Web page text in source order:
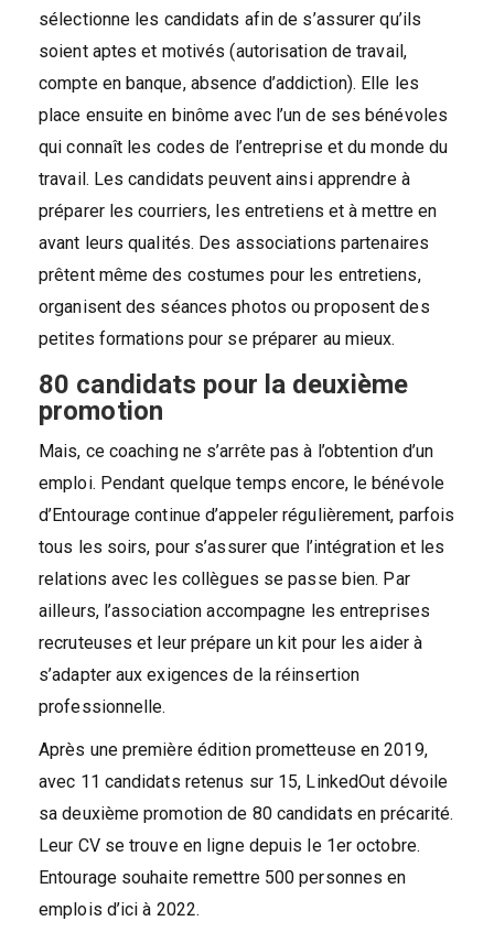
sélectionne les candidats afin de s’assurer qu’ils
soient aptes et motivés (autorisation de travail,
compte en banque, absence d’addiction). Elle les
place ensuite en binôme avec l’un de ses bénévoles
qui connaît les codes de l’entreprise et du monde du
travail. Les candidats peuvent ainsi apprendre à
préparer les courriers, les entretiens et à mettre en
avant leurs qualités. Des associations partenaires
prêtent même des costumes pour les entretiens,
organisent des séances photos ou proposent des
petites formations pour se préparer au mieux.
80 candidats pour la deuxième
promotion
Mais, ce coaching ne s’arrête pas à l’obtention d’un
emploi. Pendant quelque temps encore, le bénévole
d’Entourage continue d’appeler régulièrement, parfois
tous les soirs, pour s’assurer que l’intégration et les
relations avec les collègues se passe bien. Par
ailleurs, l’association accompagne les entreprises
recruteuses et leur prépare un kit pour les aider à
s’adapter aux exigences de la réinsertion
professionnelle.
Après une première édition prometteuse en 2019,
avec 11 candidats retenus sur 15, LinkedOut dévoile
sa deuxième promotion de 80 candidats en précarité.
Leur CV se trouve en ligne depuis le 1er octobre.
Entourage souhaite remettre 500 personnes en
emplois d’ici à 2022.